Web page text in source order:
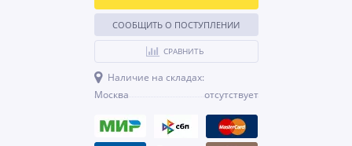
СООБЩИТЬ О ПОСТУПЛЕНИИ
СРАВНИТЬ
Наличие на складах:
Москва
отсутствует